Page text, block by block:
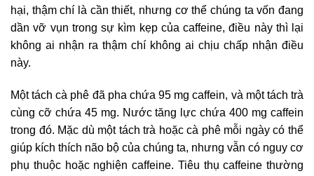
hại, thậm chí là cần thiết, nhưng cơ thể chúng ta vốn đang
dần vỡ vụn trong sự kìm kẹp của caffeine, điều này thì lại
không ai nhận ra thậm chí không ai chịu chấp nhận điều
này.
Một tách cà phê đã pha chứa 95 mg caffein, và một tách trà
cùng cỡ chứa 45 mg. Nước tăng lực chứa 400 mg caffein
trong đó. Mặc dù một tách trà hoặc cà phê mỗi ngày có thể
giúp kích thích não bộ của chúng ta, nhưng vẫn có nguy cơ
phụ thuộc hoặc nghiện caffeine. Tiêu thụ caffeine thường